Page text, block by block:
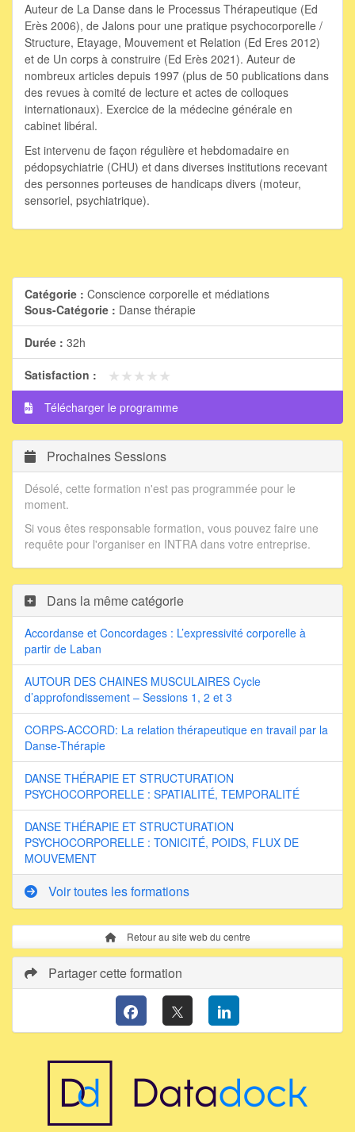
Auteur de La Danse dans le Processus Thérapeutique (Ed
Erès 2006), de Jalons pour une pratique psychocorporelle /
Structure, Etayage, Mouvement et Relation (Ed Eres 2012)
et de Un corps à construire (Ed Erès 2021). Auteur de
nombreux articles depuis 1997 (plus de 50 publications dans
des revues à comité de lecture et actes de colloques
internationaux). Exercice de la médecine générale en
cabinet libéral.
Est intervenu de façon régulière et hebdomadaire en
pédopsychiatrie (CHU) et dans diverses institutions recevant
des personnes porteuses de handicaps divers (moteur,
sensoriel, psychiatrique).
Catégorie : Conscience corporelle et médiations
Sous-Catégorie : Danse thérapie
Durée : 32h
Satisfaction : ★★★★★
★★★★★
Télécharger le programme
Prochaines Sessions
Désolé, cette formation n'est pas programmée pour le
moment.
Si vous êtes responsable formation, vous pouvez faire une
requête pour l'organiser en INTRA dans votre entreprise.
Dans la même catégorie
Accordanse et Concordages : L’expressivité corporelle à
partir de Laban
AUTOUR DES CHAINES MUSCULAIRES Cycle
d’approfondissement – Sessions 1, 2 et 3
CORPS-ACCORD: La relation thérapeutique en travail par la
Danse-Thérapie
DANSE THÉRAPIE ET STRUCTURATION
PSYCHOCORPORELLE : SPATIALITÉ, TEMPORALITÉ
DANSE THÉRAPIE ET STRUCTURATION
PSYCHOCORPORELLE : TONICITÉ, POIDS, FLUX DE
MOUVEMENT
Voir toutes les formations
Retour au site web du centre
Partager cette formation